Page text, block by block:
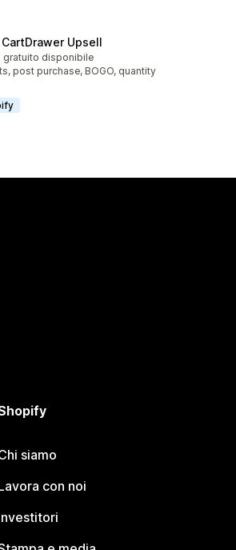
Upsell
gratuito disponibile
post purchase, BOGO, quantity
siamo
con noi